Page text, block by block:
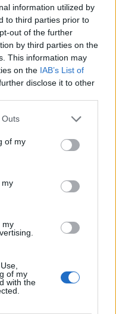
information utilized by
to third parties prior to
out of the further
by third parties on the
This information may
on the IAB’s List of
disclose it to other
one or more Google
You may click to
its third-party tags to
in below Google
Outs
of my
my
my
of my
with the
száma
a duplájára
része Ázsiából
nem egy
mert ők
más iparágban